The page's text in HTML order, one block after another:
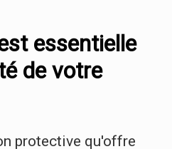
essentielle
de votre
protective qu'offre